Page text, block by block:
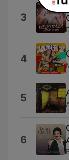
3
4
5
6